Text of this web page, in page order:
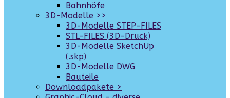
Bahnhöfe
3D-Modelle >>
3D-Modelle STEP-FILES
STL-FILES (3D-Druck)
3D-Modelle SketchUp
(.skp)
3D-Modelle DWG
Bauteile
Downloadpakete >